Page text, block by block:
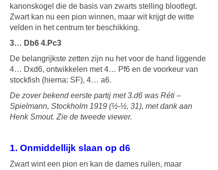
kanonskogel die de basis van zwarts stelling blootlegt.
Zwart kan nu een pion winnen, maar wit krijgt de witte
velden in het centrum ter beschikking.
3… Db6 4.Pc3
De belangrijkste zetten zijn nu het voor de hand liggende
4… Dxd6, ontwikkelen met 4… Pf6 en de voorkeur van
stockfish (hierna: SF), 4… a6.
De zover bekend eerste partij met 3.d6 was Réti –
Spielmann, Stockholm 1919 (½-½, 31), met dank aan
Henk Smout. Zie de tweede viewer.
1. Onmiddellijk slaan op d6
Zwart wint een pion en kan de dames ruilen, maar